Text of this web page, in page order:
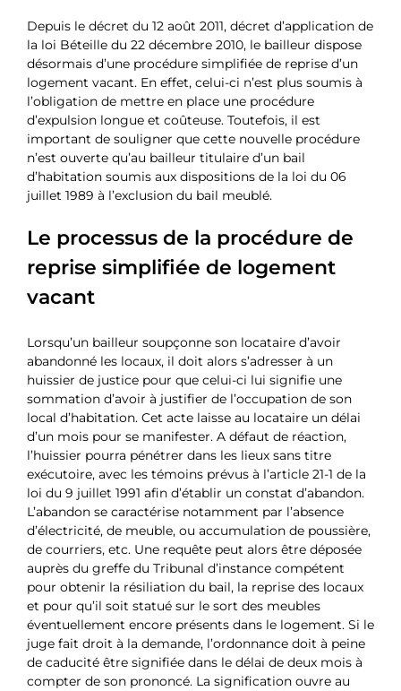
Depuis le décret du 12 août 2011, décret d’application de
la loi Béteille du 22 décembre 2010, le bailleur dispose
désormais d’une procédure simplifiée de reprise d’un
logement vacant. En effet, celui-ci n’est plus soumis à
l’obligation de mettre en place une procédure
d’expulsion longue et coûteuse. Toutefois, il est
important de souligner que cette nouvelle procédure
n’est ouverte qu’au bailleur titulaire d’un bail
d’habitation soumis aux dispositions de la loi du 06
juillet 1989 à l’exclusion du bail meublé.
Le processus de la procédure de
reprise simplifiée de logement
vacant
Lorsqu’un bailleur soupçonne son locataire d’avoir
abandonné les locaux, il doit alors s’adresser à un
huissier de justice pour que celui-ci lui signifie une
sommation d’avoir à justifier de l’occupation de son
local d’habitation. Cet acte laisse au locataire un délai
d’un mois pour se manifester. A défaut de réaction,
l’huissier pourra pénétrer dans les lieux sans titre
exécutoire, avec les témoins prévus à l’article 21-1 de la
loi du 9 juillet 1991 afin d’établir un constat d’abandon.
L’abandon se caractérise notamment par l’absence
d’électricité, de meuble, ou accumulation de poussière,
de courriers, etc. Une requête peut alors être déposée
auprès du greffe du Tribunal d’instance compétent
pour obtenir la résiliation du bail, la reprise des locaux
et pour qu’il soit statué sur le sort des meubles
éventuellement encore présents dans le logement. Si le
juge fait droit à la demande, l’ordonnance doit à peine
de caducité être signifiée dans le délai de deux mois à
compter de son prononcé. La signification ouvre au